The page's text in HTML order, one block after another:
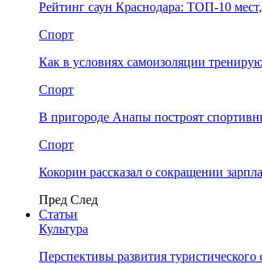
Рейтинг саун Краснодара: ТОП-10
Спорт
Как в условиях самоизоляции
Спорт
В пригороде Анапы построят
Спорт
Кокорин рассказал о сокращении
Пред След
Статьи
Культура
Перспективы развития